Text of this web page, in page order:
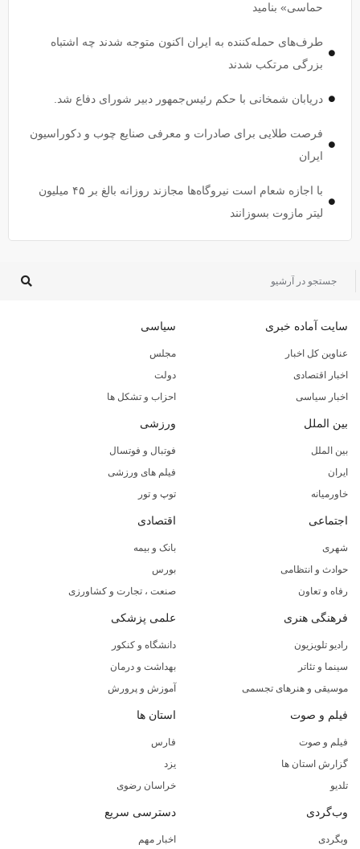
حماسی» بنامید
طرف‌های حمله‌کننده به ایران اکنون متوجه شدند چه اشتباه
بزرگی مرتکب شدند
دریابان شمخانی با حکم رئیس‌جمهور دبیر شورای دفاع شد.
فرصت طلایی برای صادرات و معرفی صنایع چوب و دکوراسیون
ایران
با اجازه شعام است نیروگاه‌ها مجازند روزانه بالغ بر ۴۵ میلیون
لیتر مازوت بسوزانند
سایت آماده خبری
عناوین کل اخبار
اخبار اقتصادی
اخبار سیاسی
سیاسی
مجلس
دولت
احزاب و تشکل ها
بین الملل
بین الملل
ایران
خاورمیانه
ورزشی
فوتبال و فوتسال
فیلم های ورزشی
توپ و تور
اجتماعی
شهری
حوادث و انتظامی
رفاه و تعاون
اقتصادی
بانک و بیمه
بورس
صنعت ، تجارت و کشاورزی
فرهنگی هنری
رادیو تلویزیون
سینما و تئاتر
موسیقی و هنرهای تجسمی
علمی پزشکی
دانشگاه و کنکور
بهداشت و درمان
آموزش و پرورش
فیلم و صوت
فیلم و صوت
گزارش استان ها
تلدیو
استان ها
فارس
یزد
خراسان رضوی
وب‌گردی
وبگردی
دسترسی سریع
اخبار مهم